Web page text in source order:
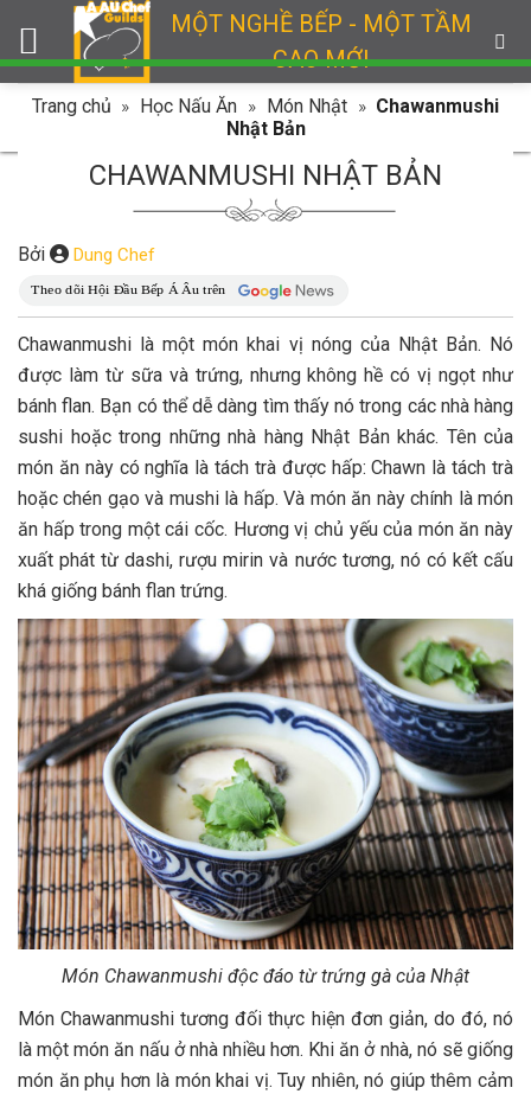
content
MỘT NGHỀ BẾP - MỘT TẦM
CAO MỚI
Trang chủ » Học Nấu Ăn » Món Nhật » Chawanmushi
Nhật Bản
CHAWANMUSHI NHẬT BẢN
Bởi Dung Chef
Chawanmushi là một món khai vị nóng của Nhật Bản. Nó
được làm từ sữa và trứng, nhưng không hề có vị ngọt như
bánh flan. Bạn có thể dễ dàng tìm thấy nó trong các nhà hàng
sushi hoặc trong những nhà hàng Nhật Bản khác. Tên của
món ăn này có nghĩa là tách trà được hấp: Chawn là tách trà
hoặc chén gạo và mushi là hấp. Và món ăn này chính là món
ăn hấp trong một cái cốc. Hương vị chủ yếu của món ăn này
xuất phát từ dashi, rượu mirin và nước tương, nó có kết cấu
khá giống bánh flan trứng.
Món Chawanmushi độc đáo từ trứng gà của Nhật
Món Chawanmushi tương đối thực hiện đơn giản, do đó, nó
là một món ăn nấu ở nhà nhiều hơn. Khi ăn ở nhà, nó sẽ giống
món ăn phụ hơn là món khai vị. Tuy nhiên, nó giúp thêm cảm